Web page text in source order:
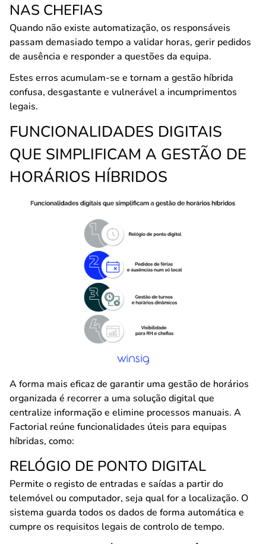
NAS CHEFIAS
Quando não existe automatização, os responsáveis
passam demasiado tempo a validar horas, gerir pedidos
de ausência e responder a questões da equipa.
Estes erros acumulam-se e tornam a gestão híbrida
confusa, desgastante e vulnerável a incumprimentos
legais.
FUNCIONALIDADES DIGITAIS
QUE SIMPLIFICAM A GESTÃO DE
HORÁRIOS HÍBRIDOS
A forma mais eficaz de garantir uma gestão de horários
organizada é recorrer a uma solução digital que
centralize informação e elimine processos manuais. A
Factorial reúne funcionalidades úteis para equipas
híbridas, como:
RELÓGIO DE PONTO DIGITAL
Permite o registo de entradas e saídas a partir do
telemóvel ou computador, seja qual for a localização. O
sistema guarda todos os dados de forma automática e
cumpre os requisitos legais de controlo de tempo.